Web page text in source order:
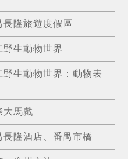
隆旅遊度假區
生動物世界
生動物世界：動物表
馬戲
隆酒店、番禺市橋